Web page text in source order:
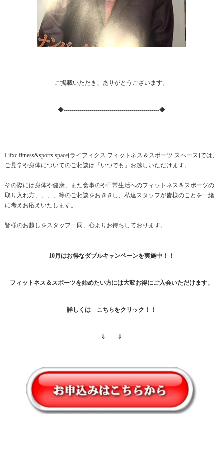
ご掲載いただき、ありがとうございます。
◆------------------------------------------------◆
Lifxc fitness&sports space[ライフィクス フィットネス＆スポーツ スペース]では、
ご見学や身体についてのご相談は『いつでも』お越しいただけます。
その際には身体や健康、また食事のや日常生活へのフィットネス＆スポーツの
取り入れ方、、、、等のご相談をおききし、私達スタッフが皆様のことを一緒
に考えお応えいたします。
皆様のお越しをスタッフ一同、心よりお待ちしております。
10月はお得なダブルキャンペーンを実施中！！
フィットネス＆スポーツを始めたい方には大変お得にご入会いただけます。
詳しくは こちらをクリック！！
⇓ ⇓
-----------------------------------------------------------------